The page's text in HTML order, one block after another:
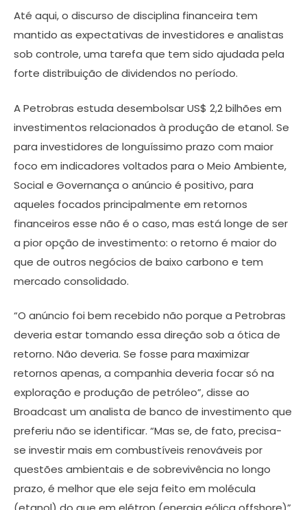
Até aqui, o discurso de disciplina financeira tem
mantido as expectativas de investidores e analistas
sob controle, uma tarefa que tem sido ajudada pela
forte distribuição de dividendos no período.
A Petrobras estuda desembolsar US$ 2,2 bilhões em
investimentos relacionados à produção de etanol. Se
para investidores de longuíssimo prazo com maior
foco em indicadores voltados para o Meio Ambiente,
Social e Governança o anúncio é positivo, para
aqueles focados principalmente em retornos
financeiros esse não é o caso, mas está longe de ser
a pior opção de investimento: o retorno é maior do
que de outros negócios de baixo carbono e tem
mercado consolidado.
“O anúncio foi bem recebido não porque a Petrobras
deveria estar tomando essa direção sob a ótica de
retorno. Não deveria. Se fosse para maximizar
retornos apenas, a companhia deveria focar só na
exploração e produção de petróleo”, disse ao
Broadcast um analista de banco de investimento que
preferiu não se identificar. “Mas se, de fato, precisa-
se investir mais em combustíveis renováveis por
questões ambientais e de sobrevivência no longo
prazo, é melhor que ele seja feito em molécula